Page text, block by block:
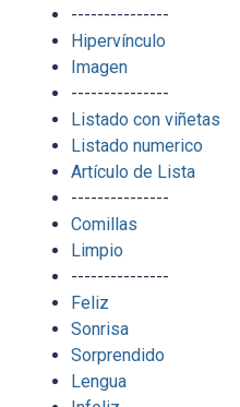
---------------
Hipervínculo
Imagen
---------------
Listado con viñetas
Listado numerico
Artículo de Lista
---------------
Comillas
Limpio
---------------
Feliz
Sonrisa
Sorprendido
Lengua